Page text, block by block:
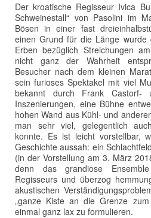
Der kroatische Regisseur Ivica
Schweinestall“ von Pasolini im
Bösen in einer fast
einen Grund für die Länge wurde
Erben bezüglich Streichungen
nicht ganz der Wahrheit
Besucher nach dem kleinen
sein furioses Spektakel mit viel
bekannt durch Frank Castorf-
Inszenierungen, eine Bühne
hohen Wand aus Kühl- und
man sehr viel, gelegentlich
konnte. Es ist leicht vorstellbar,
Geschichte aussah: ein
(in der Vorstellung am 3. März
denn das grandiose
Regisseurs und überzog
akustischen
„ganze Kiste an die Grenze
einmal ganz lax zu formulieren.